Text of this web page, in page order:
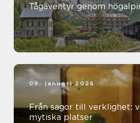
Tågäventyr genom
09. januari 2026
Från sagor till verklighet:
mytiska platser